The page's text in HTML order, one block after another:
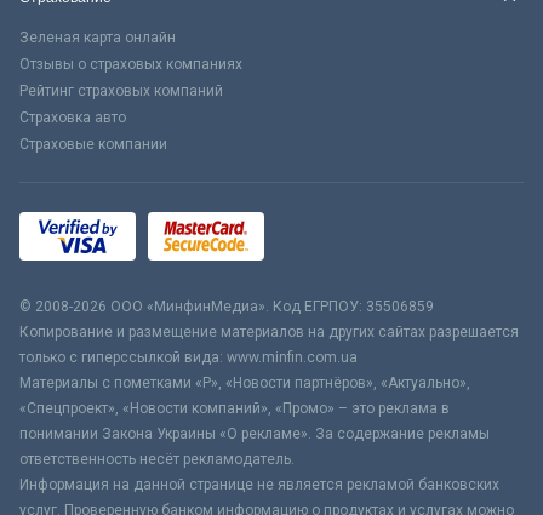
Зеленая карта онлайн
Отзывы о страховых компаниях
Рейтинг страховых компаний
Страховка авто
Страховые компании
© 2008-2026 ООО «МинфинМедиа». Код ЕГРПОУ: 35506859
Копирование и размещение материалов на других сайтах разрешается
только с гиперссылкой вида: www.minfin.com.ua
Материалы с пометками «Р», «Новости партнёров», «Актуально»,
«Спецпроект», «Новости компаний», «Промо» – это реклама в
понимании Закона Украины «О рекламе». За содержание рекламы
ответственность несёт рекламодатель.
Информация на данной странице не является рекламой банковских
услуг. Проверенную банком информацию о продуктах и услугах можно